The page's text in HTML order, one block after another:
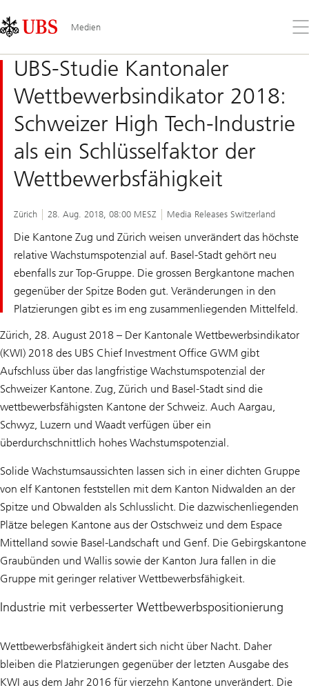
Links
Area
Medien
Sie
UBS-Studie Kantonaler
Wettbewerbsindikator 2018:
Schweizer High Tech-Industrie
als ein Schlüsselfaktor der
Wettbewerbsfähigkeit
Zürich 28. Aug. 2018, 08:00 MESZ Media Releases Switzerland
Die Kantone Zug und Zürich weisen unverändert das höchste
relative Wachstumspotenzial auf. Basel-Stadt gehört neu
ebenfalls zur Top-Gruppe. Die grossen Bergkantone machen
gegenüber der Spitze Boden gut. Veränderungen in den
Platzierungen gibt es im eng zusammenliegenden Mittelfeld.
Zürich, 28. August 2018 – Der Kantonale Wettbewerbsindikator
(KWI) 2018 des UBS Chief Investment Office GWM gibt
Aufschluss über das langfristige Wachstumspotenzial der
Schweizer Kantone. Zug, Zürich und Basel-Stadt sind die
wettbewerbsfähigsten Kantone der Schweiz. Auch Aargau,
Schwyz, Luzern und Waadt verfügen über ein
überdurchschnittlich hohes Wachstumspotenzial.
Solide Wachstumsaussichten lassen sich in einer dichten Gruppe
von elf Kantonen feststellen mit dem Kanton Nidwalden an der
Spitze und Obwalden als Schlusslicht. Die dazwischenliegenden
Plätze belegen Kantone aus der Ostschweiz und dem Espace
Mittelland sowie Basel-Landschaft und Genf. Die Gebirgskantone
Graubünden und Wallis sowie der Kanton Jura fallen in die
Gruppe mit geringer relativer Wettbewerbsfähigkeit.
Industrie mit verbesserter Wettbewerbspositionierung
Wettbewerbsfähigkeit ändert sich nicht über Nacht. Daher
bleiben die Platzierungen gegenüber der letzten Ausgabe des
KWI aus dem Jahr 2016 für vierzehn Kantone unverändert. Die